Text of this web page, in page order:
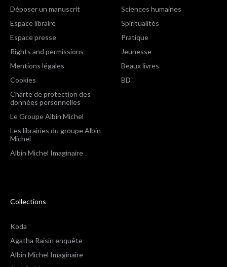
Déposer un manuscrit
Espace libraire
Espace presse
Rights and permissions
Mentions légales
Cookies
Charte de protection des
données personnelles
Le Groupe Albin Michel
Les librairies du groupe Albin
Michel
Albin Michel Imaginaire
Sciences humaines
Spiritualités
Pratique
Jeunesse
Beaux livres
BD
Collections
Koda
Agatha Raisin enquête
Albin Michel Imaginaire